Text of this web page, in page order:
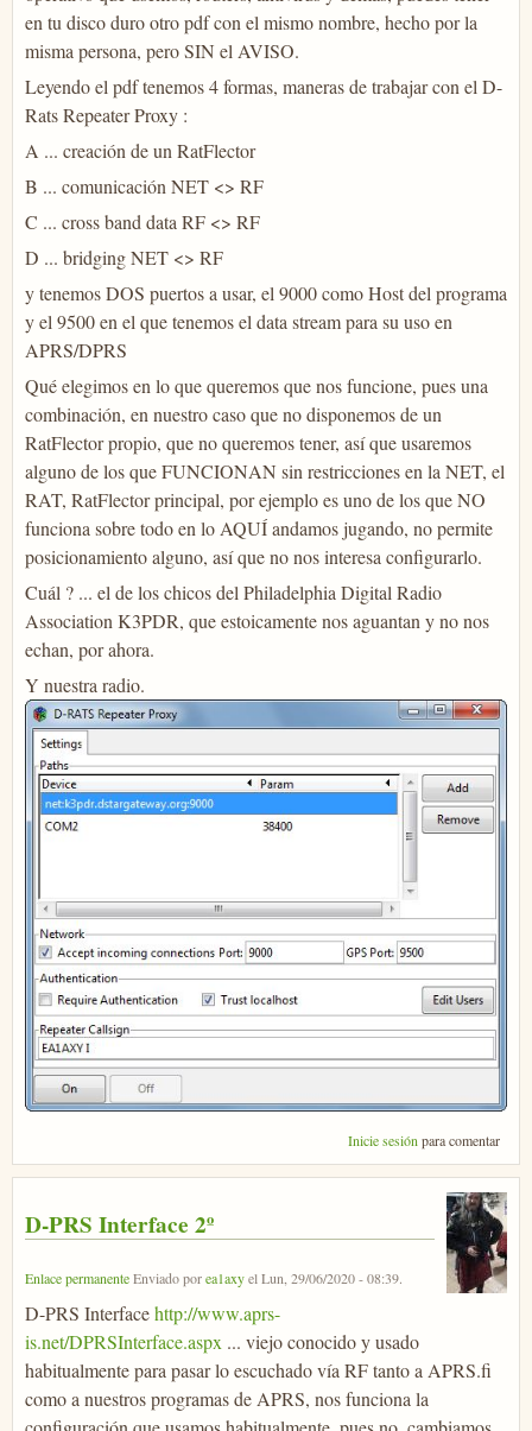
en tu disco duro otro pdf con el mismo nombre, hecho por la
misma persona, pero SIN el AVISO.
Leyendo el pdf tenemos 4 formas, maneras de trabajar con el D-
Rats Repeater Proxy :
A ... creación de un RatFlector
B ... comunicación NET <> RF
C ... cross band data RF <> RF
D ... bridging NET <> RF
y tenemos DOS puertos a usar, el 9000 como Host del programa
y el 9500 en el que tenemos el data stream para su uso en
APRS/DPRS
Qué elegimos en lo que queremos que nos funcione, pues una
combinación, en nuestro caso que no disponemos de un
RatFlector propio, que no queremos tener, así que usaremos
alguno de los que FUNCIONAN sin restricciones en la NET, el
RAT, RatFlector principal, por ejemplo es uno de los que NO
funciona sobre todo en lo AQUÍ andamos jugando, no permite
posicionamiento alguno, así que no nos interesa configurarlo.
Cuál ? ... el de los chicos del Philadelphia Digital Radio
Association K3PDR, que estoicamente nos aguantan y no nos
echan, por ahora.
Y nuestra radio.
Inicie sesiónpara comentar
D-PRS Interface 2º
Enlace permanenteEnviado porea1axyelLun, 29/06/2020 - 08:39.
D-PRS Interfacehttp://www.aprs-
is.net/DPRSInterface.aspx ... viejo conocido y usado
habitualmente para pasar lo escuchado vía RF tanto a APRS.fi
como a nuestros programas de APRS, nos funciona la